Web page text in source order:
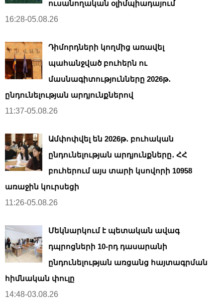
ուսանողական օլիմպիադայում
16:28-05.08.26
Դիմորդների կողմից առավել
պահանջված բուհերն ու
մասնագիտությունները 2026թ․
ընդունելության արդյունքներով
11:37-05.08.26
Ամփոփվել են 2026թ․ բուհական
ընդունելության արդյունքները․ ՀՀ
բուհերում այս տարի կսովորի 10958
առաջին կուրսեցի
11:26-05.08.26
Մեկնարկում է պետական ավագ
դպրոցների 10-րդ դասարանի
ընդունելության առցանց հայտագրման
հիմնական փուլը
14:48-03.08.26